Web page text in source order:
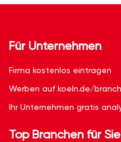
Für Unternehmen
Firma kostenlos eintragen
Werben auf koeln.de/
Ihr Unternehmen gratis
Top Branchen für Sie